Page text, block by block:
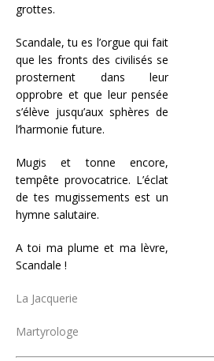
grottes.
Scandale, tu es l’orgue qui fait
que les fronts des civilisés se
prosternent dans leur
opprobre et que leur pensée
s’élève jusqu’aux sphères de
l’harmonie future.
Mugis et tonne encore,
tempête provocatrice. L’éclat
de tes mugissements est un
hymne salutaire.
A toi ma plume et ma lèvre,
Scandale !
La Jacquerie
Martyrologe